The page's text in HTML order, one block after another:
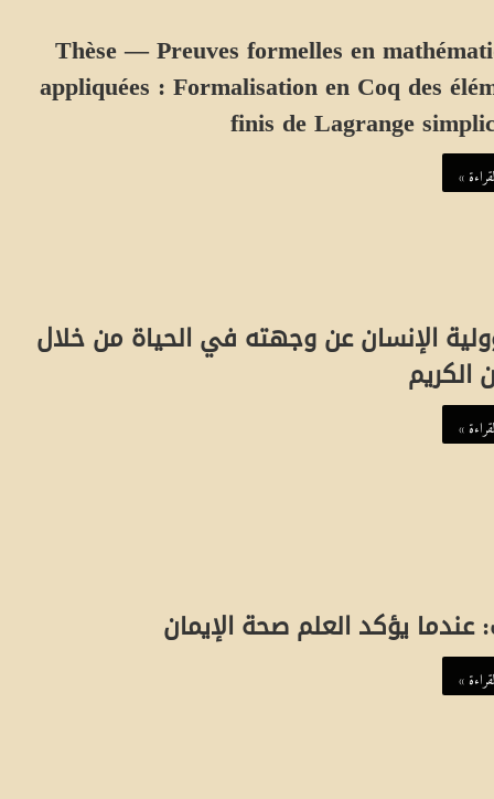
Thèse — Preuves formelles en
appliquées : Formalisation en Coq des
finis de Lagrange
»
الإنسان عن وجهته في الحياة من خلال
الكريم
»
عندما يؤكد العلم صحة الإيمان
»